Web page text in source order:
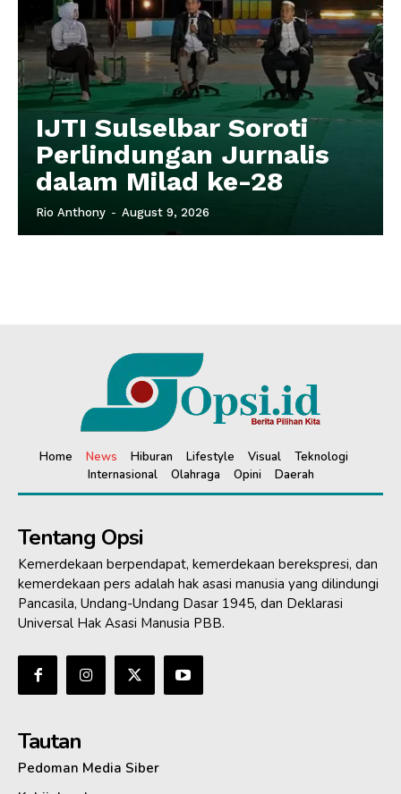
IJTI Sulselbar Soroti
Perlindungan Jurnalis
dalam Milad ke-28
Rio Anthony - August 9, 2026
Home News Hiburan Lifestyle Visual
Teknologi
Internasional
Olahraga Opini Daerah
Tentang Opsi
Kemerdekaan berpendapat, kemerdekaan berekspresi, dan
kemerdekaan pers adalah hak asasi manusia yang dilindungi
Pancasila, Undang-Undang Dasar 1945, dan Deklarasi
Universal Hak Asasi Manusia PBB.
Tautan
Pedoman Media Siber